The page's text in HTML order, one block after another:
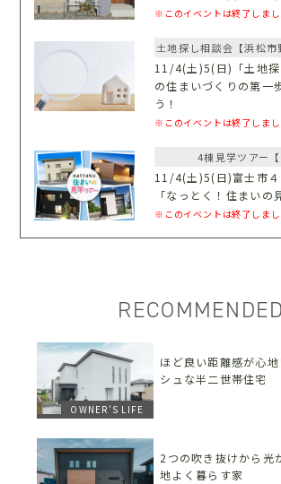
※このイベントは終了しまし
土地探し相談会【浜松市
11/4(土)5(日)「土地探
の住まいづくりの第一
う！
※このイベントは終了しまし
4棟見学ツアー【
11/4(土)5(日)富士市４
「なっとく！住まいの
※このイベントは終了しまし
RECOMMENDED
OWNER'S LIFE
ほど良い距離感が心
シュな半二世帯住宅
2つの吹き抜けから光
地よく暮らす家